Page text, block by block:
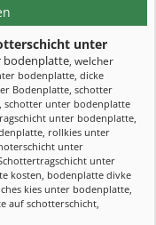
unter
bodenplatte, welcher
bodenplatte, dicke
Bodenplatte, schotter
, schotter unter bodenplatte
unter bodenplatte,
, rollkies unter
unter
unter
kosten, bodenplatte divke
kies unter bodenplatte,
auf schotterschicht,